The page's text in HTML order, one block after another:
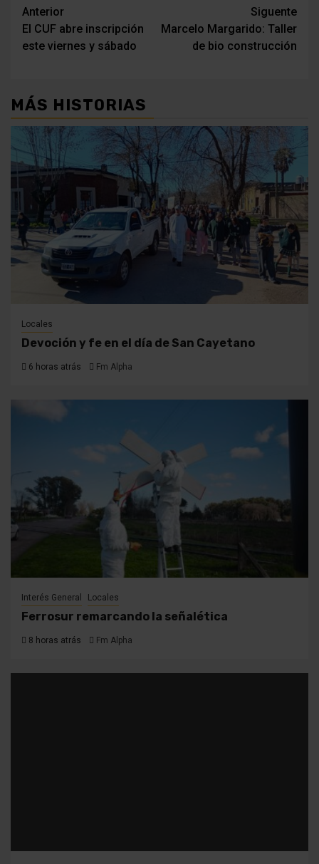
Navegación
de
Anterior
El CUF abre inscripción
este viernes y sábado
Siguente
Marcelo Margarido: Taller
de bio construcción
MÁS HISTORIAS
Locales
Devoción y fe en el día de San Cayetano
6 horas atrás Fm Alpha
Interés General Locales
Ferrosur remarcando la señalética
8 horas atrás Fm Alpha